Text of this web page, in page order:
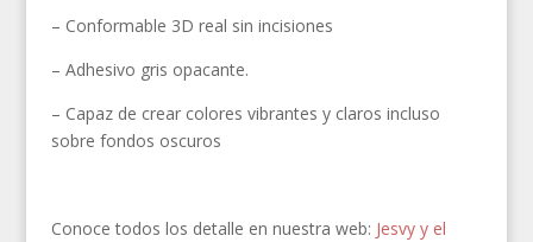
– Conformable 3D real sin incisiones
– Adhesivo gris opacante.
– Capaz de crear colores vibrantes y claros incluso
sobre fondos oscuros
Conoce todos los detalle en nuestra web: Jesvy y el